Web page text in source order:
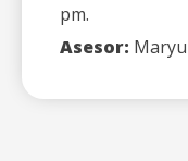
pm.
Asesor: